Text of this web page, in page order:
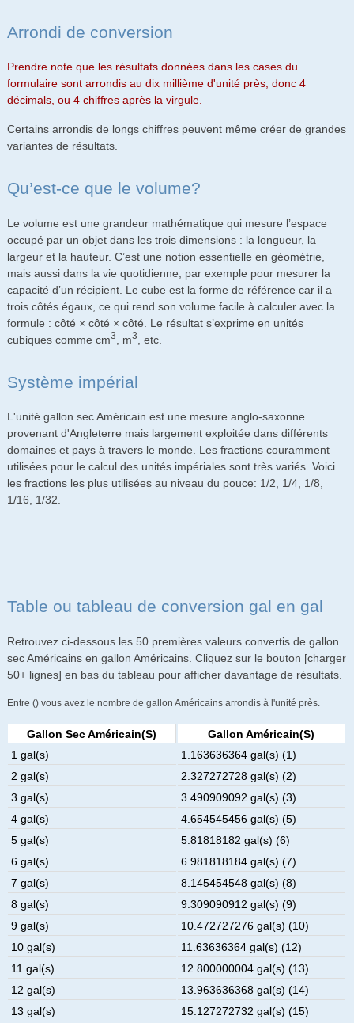
Arrondi de conversion
Prendre note que les résultats données dans les cases du
formulaire sont arrondis au dix millième d'unité près, donc 4
décimals, ou 4 chiffres après la virgule.
Certains arrondis de longs chiffres peuvent même créer de grandes
variantes de résultats.
Qu’est-ce que le volume?
Le volume est une grandeur mathématique qui mesure l’espace
occupé par un objet dans les trois dimensions : la longueur, la
largeur et la hauteur. C’est une notion essentielle en géométrie,
mais aussi dans la vie quotidienne, par exemple pour mesurer la
capacité d’un récipient. Le cube est la forme de référence car il a
trois côtés égaux, ce qui rend son volume facile à calculer avec la
formule : côté × côté × côté. Le résultat s’exprime en unités
cubiques comme cm3 , m3 , etc.
Système impérial
L'unité gallon sec Américain est une mesure anglo-saxonne
provenant d'Angleterre mais largement exploitée dans différents
domaines et pays à travers le monde. Les fractions couramment
utilisées pour le calcul des unités impériales sont très variés. Voici
les fractions les plus utilisées au niveau du pouce: 1/2, 1/4, 1/8,
1/16, 1/32.
Table ou tableau de conversion gal en gal
Retrouvez ci-dessous les 50 premières valeurs convertis de gallon
sec Américains en gallon Américains. Cliquez sur le bouton [charger
50+ lignes] en bas du tableau pour afficher davantage de résultats.
Entre () vous avez le nombre de gallon Américains arrondis à l'unité près.
Gallon Sec Américain(s)
Gallon Américain(s)
1 gal(s)
1.163636364 gal(s) (1)
2 gal(s)
2.327272728 gal(s) (2)
3 gal(s)
3.490909092 gal(s) (3)
4 gal(s)
4.654545456 gal(s) (5)
5 gal(s)
5.81818182 gal(s) (6)
6 gal(s)
6.981818184 gal(s) (7)
7 gal(s)
8.145454548 gal(s) (8)
8 gal(s)
9.309090912 gal(s) (9)
9 gal(s)
10.472727276 gal(s) (10)
10 gal(s)
11.63636364 gal(s) (12)
11 gal(s)
12.800000004 gal(s) (13)
12 gal(s)
13.963636368 gal(s) (14)
13 gal(s)
15.127272732 gal(s) (15)